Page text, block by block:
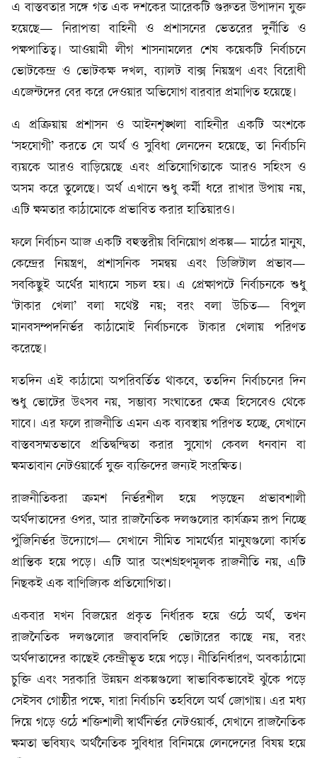
এ বাস্তবতার সঙ্গে গত এক দশকের আরেকটি গুরুতর উপাদান যুক্ত
হয়েছে— নিরাপত্তা বাহিনী ও প্রশাসনের ভেতরের দুর্নীতি ও
পক্ষপাতিত্ব। আওয়ামী লীগ শাসনামলের শেষ কয়েকটি নির্বাচনে
ভোটকেন্দ্র ও ভোটকক্ষ দখল, ব্যালট বাক্স নিয়ন্ত্রণ এবং বিরোধী
এজেন্টদের বের করে দেওয়ার অভিযোগ বারবার প্রমাণিত হয়েছে।
এ প্রক্রিয়ায় প্রশাসন ও আইনশৃঙ্খলা বাহিনীর একটি অংশকে
‘সহযোগী’ করতে যে অর্থ ও সুবিধা লেনদেন হয়েছে, তা নির্বাচনি
ব্যয়কে আরও বাড়িয়েছে এবং প্রতিযোগিতাকে আরও সহিংস ও
অসম করে তুলেছে। অর্থ এখানে শুধু কর্মী ধরে রাখার উপায় নয়,
এটি ক্ষমতার কাঠামোকে প্রভাবিত করার হাতিয়ারও।
ফলে নির্বাচন আজ একটি বহুস্তরীয় বিনিয়োগ প্রকল্প— মাঠের মানুষ,
কেন্দ্রের নিয়ন্ত্রণ, প্রশাসনিক সমন্বয় এবং ডিজিটাল প্রভাব—
সবকিছুই অর্থের মাধ্যমে সচল হয়। এ প্রেক্ষাপটে নির্বাচনকে শুধু
‘টাকার খেলা’ বলা যথেষ্ট নয়; বরং বলা উচিত— বিপুল
মানবসম্পদনির্ভর কাঠামোই নির্বাচনকে টাকার খেলায় পরিণত
করেছে।
যতদিন এই কাঠামো অপরিবর্তিত থাকবে, ততদিন নির্বাচনের দিন
শুধু ভোটের উৎসব নয়, সম্ভাব্য সংঘাতের ক্ষেত্র হিসেবেও থেকে
যাবে। এর ফলে রাজনীতি এমন এক ব্যবস্থায় পরিণত হচ্ছে, যেখানে
বাস্তবসম্মতভাবে প্রতিদ্বন্দ্বিতা করার সুযোগ কেবল ধনবান বা
ক্ষমতাবান নেটওয়ার্কে যুক্ত ব্যক্তিদের জন্যই সংরক্ষিত।
রাজনীতিকরা ক্রমশ নির্ভরশীল হয়ে পড়ছেন প্রভাবশালী
অর্থদাতাদের ওপর, আর রাজনৈতিক দলগুলোর কার্যক্রম রূপ নিচ্ছে
পুঁজিনির্ভর উদ্যোগে— যেখানে সীমিত সামর্থ্যের মানুষগুলো কার্যত
প্রান্তিক হয়ে পড়ে। এটি আর অংশগ্রহণমূলক রাজনীতি নয়, এটি
নিছকই এক বাণিজ্যিক প্রতিযোগিতা।
একবার যখন বিজয়ের প্রকৃত নির্ধারক হয়ে ওঠে অর্থ, তখন
রাজনৈতিক দলগুলোর জবাবদিহি ভোটারের কাছে নয়, বরং
অর্থদাতাদের কাছেই কেন্দ্রীভূত হয়ে পড়ে। নীতিনির্ধারণ, অবকাঠামো
চুক্তি এবং সরকারি উন্নয়ন প্রকল্পগুলো স্বাভাবিকভাবেই ঝুঁকে পড়ে
সেইসব গোষ্ঠীর পক্ষে, যারা নির্বাচনি তহবিলে অর্থ জোগায়। এর মধ্য
দিয়ে গড়ে ওঠে শক্তিশালী স্বার্থনির্ভর নেটওয়ার্ক, যেখানে রাজনৈতিক
ক্ষমতা ভবিষ্যৎ অর্থনৈতিক সুবিধার বিনিময়ে লেনদেনের বিষয় হয়ে